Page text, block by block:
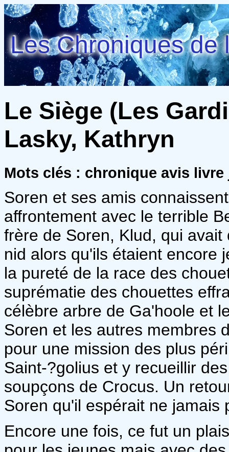
Les Chroniques de
Le Siège (Les
Lasky, Kathryn
Mots clés : chronique avis
Soren et ses amis
affrontement avec le terrible
frère de Soren, Klud, qui
nid alors qu'ils étaient encore
la pureté de la race des
suprématie des chouettes
célèbre arbre de Ga'hoole et
Soren et les autres membres
pour une mission des plus
Saint-?golius et y recueillir
soupçons de Crocus. Un
Soren qu'il espérait ne jamais
Encore une fois, ce fut un